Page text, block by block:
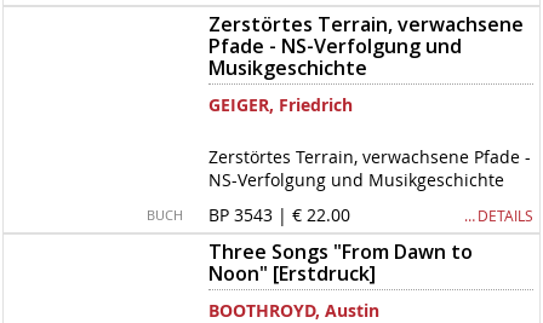
Zerstörtes Terrain, verwachsene
Pfade - NS-Verfolgung und
Musikgeschichte
GEIGER, Friedrich
Zerstörtes Terrain, verwachsene Pfade -
NS-Verfolgung und Musikgeschichte
BUCH BP 3543 | € 22.00 … DETAILS
Three Songs "From Dawn to
Noon" [Erstdruck]
BOOTHROYD, Austin